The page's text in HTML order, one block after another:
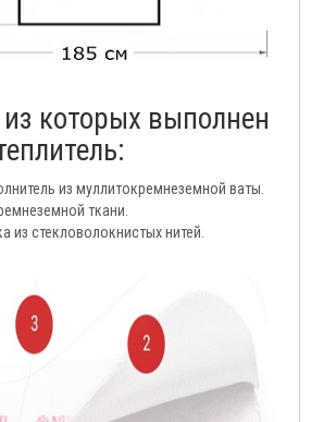
которых выполнен
из муллитокремнеземной ваты.
ткани.
из стекловолокнистых нитей.